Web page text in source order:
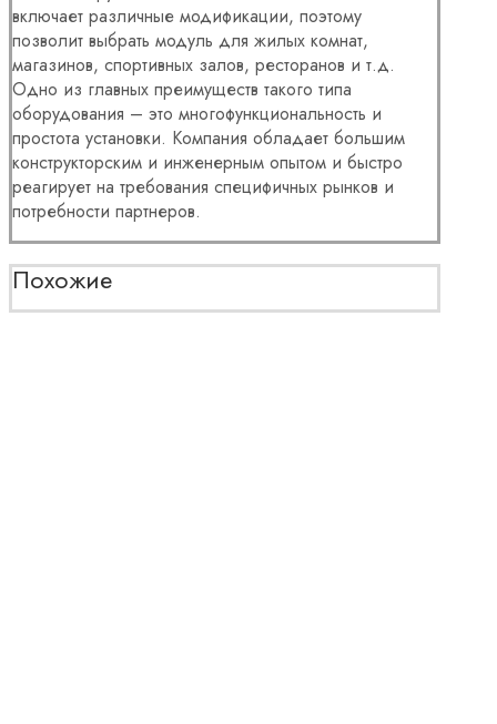
включает различные модификации, поэтому
позволит выбрать модуль для жилых комнат,
магазинов, спортивных залов, ресторанов и т.д.
Одно из главных преимуществ такого типа
оборудования – это многофункциональность и
простота установки. Компания обладает большим
конструкторским и инженерным опытом и быстро
реагирует на требования специфичных рынков и
потребности партнеров.
Похожие